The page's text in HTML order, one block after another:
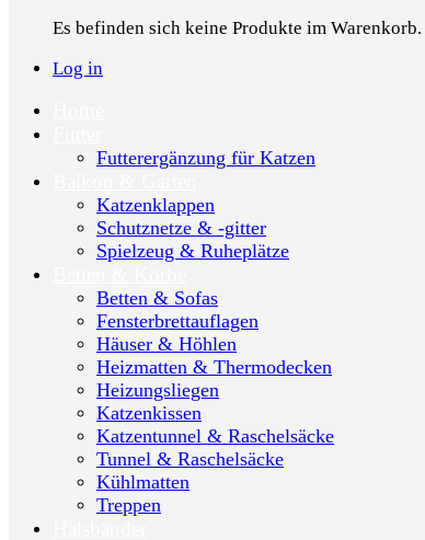
Es befinden sich keine Produkte im Warenkorb.
Log in
Futterergänzung für Katzen
Katzenklappen
Schutznetze & -gitter
Spielzeug & Ruheplätze
Betten & Sofas
Fensterbrettauflagen
Häuser & Höhlen
Heizmatten & Thermodecken
Heizungsliegen
Katzenkissen
Katzentunnel & Raschelsäcke
Tunnel & Raschelsäcke
Kühlmatten
Treppen